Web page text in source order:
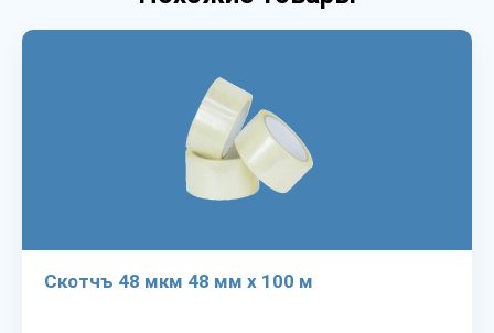
Скотчъ 48 мкм 48 мм х 100 м